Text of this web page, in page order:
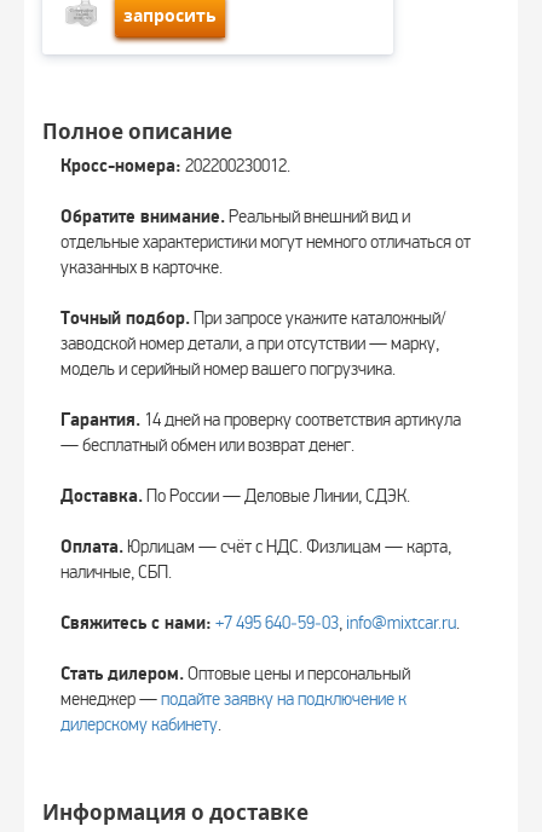
запросить
Полное описание
Кросс-номера: 202200230012.
Обратите внимание.Реальный внешний вид и
отдельные характеристики могут немного отличаться от
указанных в карточке.
Точный подбор.При запросе укажите каталожный/
заводской номер детали, а при отсутствии — марку,
модель и серийный номер вашего погрузчика.
Гарантия. 14 дней на проверку соответствия артикула
— бесплатный обмен или возврат денег.
Доставка.По России — Деловые Линии, СДЭК.
Оплата. Юрлицам — счёт с НДС. Физлицам — карта,
наличные, СБП.
Свяжитесь с нами: +7 495 640‑59‑03, info@mixtcar.ru.
Стать дилером.Оптовые цены и персональный
менеджер —подайте заявку на подключение к
дилерскому кабинету.
Информация о доставке